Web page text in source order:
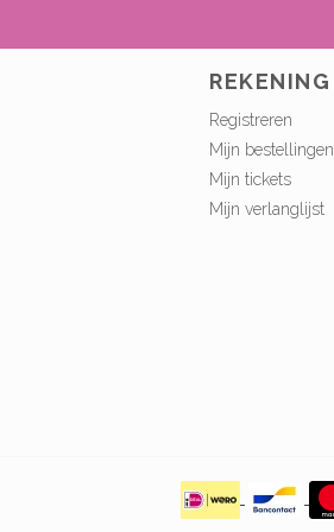
REKENING
Registreren
Mijn bestellingen
Mijn tickets
Mijn verlanglijst